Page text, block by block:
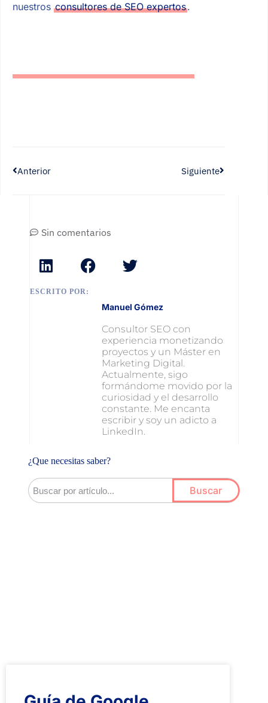
nuestros consultores de SEO expertos.
Anterior Siguiente
Sin comentarios
ESCRITO POR:
Manuel Gómez
Consultor SEO con
experiencia monetizando
proyectos y un Máster en
Marketing Digital.
Actualmente, sigo
formándome movido por la
curiosidad y el desarrollo
constante. Me encanta
escribir y soy un adicto a
LinkedIn.
¿Que necesitas saber?
Buscar